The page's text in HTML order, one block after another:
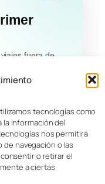
tecnologías como
la información del
nos permitirá
navegación o las
o retirar el
a ciertas
fuera de